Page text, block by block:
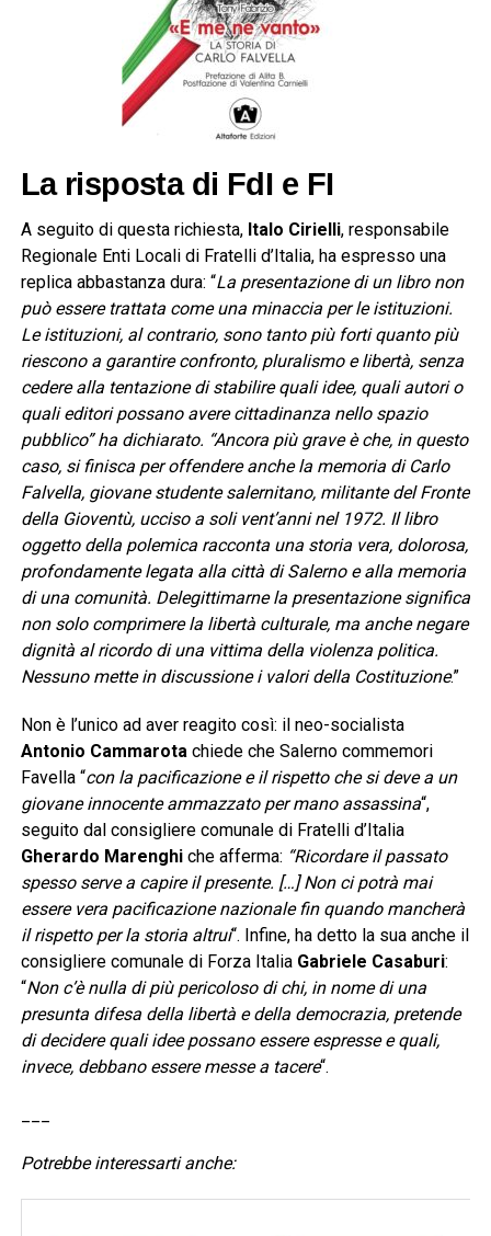
La risposta di FdI e FI
A seguito di questa richiesta, Italo Cirielli, responsabile
Regionale Enti Locali di Fratelli d’Italia, ha espresso una
replica abbastanza dura: “La presentazione di un libro non
può essere trattata come una minaccia per le istituzioni.
Le istituzioni, al contrario, sono tanto più forti quanto più
riescono a garantire confronto, pluralismo e libertà, senza
cedere alla tentazione di stabilire quali idee, quali autori o
quali editori possano avere cittadinanza nello spazio
pubblico” ha dichiarato. “Ancora più grave è che, in questo
caso, si finisca per offendere anche la memoria di Carlo
Falvella, giovane studente salernitano, militante del Fronte
della Gioventù, ucciso a soli vent’anni nel 1972. Il libro
oggetto della polemica racconta una storia vera, dolorosa,
profondamente legata alla città di Salerno e alla memoria
di una comunità. Delegittimarne la presentazione significa
non solo comprimere la libertà culturale, ma anche negare
dignità al ricordo di una vittima della violenza politica.
Nessuno mette in discussione i valori della Costituzione.”
Non è l’unico ad aver reagito così: il neo-socialista
Antonio Cammarota chiede che Salerno commemori
Favella “con la pacificazione e il rispetto che si deve a un
giovane innocente ammazzato per mano assassina“,
seguito dal consigliere comunale di Fratelli d’Italia
Gherardo Marenghiche afferma: “Ricordare il passato
spesso serve a capire il presente. […] Non ci potrà mai
essere vera pacificazione nazionale fin quando mancherà
il rispetto per la storia altrui“. Infine, ha detto la sua anche il
consigliere comunale di Forza Italia Gabriele Casaburi:
“Non c’è nulla di più pericoloso di chi, in nome di una
presunta difesa della libertà e della democrazia, pretende
di decidere quali idee possano essere espresse e quali,
invece, debbano essere messe a tacere“.
Potrebbe interessarti anche: